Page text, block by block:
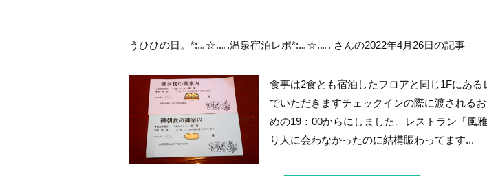
うひひの日。*:.｡☆..｡.温泉宿泊レポ*:.｡☆..｡. さんの2022年4月26日の記事
食事は2食とも宿泊したフロアと同じ1Fにある
でいただきますチェックインの際に渡される
めの19：00からにしました。レストラン「風
り人に会わなかったのに結構賑わってます...